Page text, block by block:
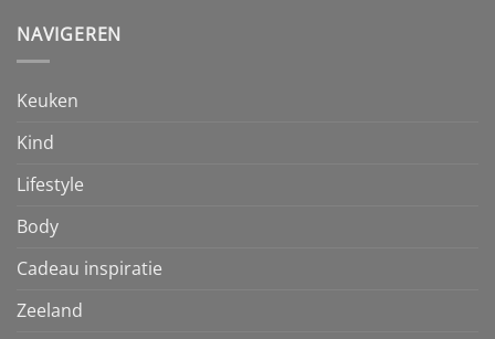
NAVIGEREN
Keuken
Kind
Lifestyle
Body
Cadeau inspiratie
Zeeland